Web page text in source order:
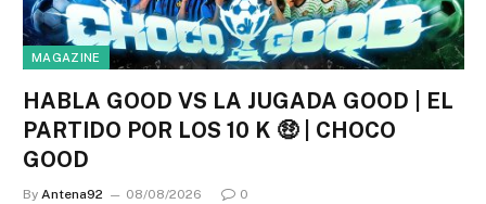
MAGAZINE
HABLA GOOD VS LA JUGADA GOOD | EL
PARTIDO POR LOS 10 K 🤑 | CHOCO
GOOD
By Antena92 08/08/2026 0